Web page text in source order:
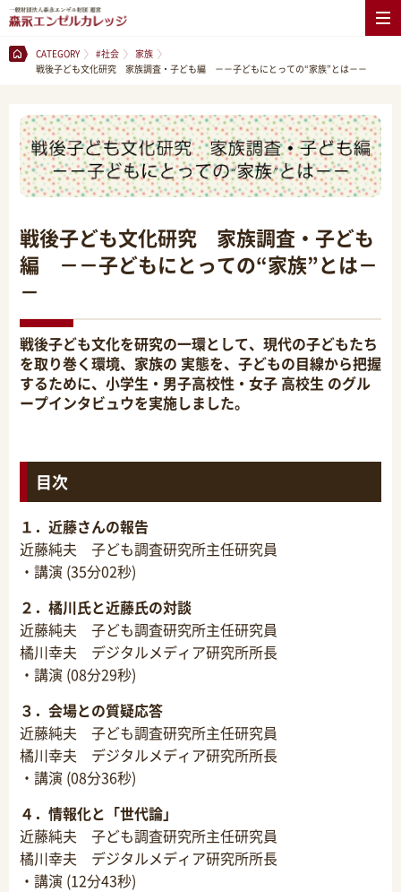
CATEGORY #社会
家族
戦後子ども文化研究 家族調査・子ども編 －－子どもにとっての“家族”とは－－
戦後子ども文化研究 家族調査・子ども
編 －－子どもにとっての“家族”とは－
－
戦後子ども文化を研究の一環として、現代の子どもたち
を取り巻く環境、家族の 実態を、子どもの目線から把握
するために、小学生・男子高校性・女子 高校生 のグル
ープインタビュウを実施しました。
目次
１．近藤さんの報告
近藤純夫 子ども調査研究所主任研究員
・講演 (35分02秒)
２．橘川氏と近藤氏の対談
近藤純夫 子ども調査研究所主任研究員
橘川幸夫 デジタルメディア研究所所長
・講演 (08分29秒)
３．会場との質疑応答
近藤純夫 子ども調査研究所主任研究員
橘川幸夫 デジタルメディア研究所所長
・講演 (08分36秒)
４．情報化と「世代論」
近藤純夫 子ども調査研究所主任研究員
橘川幸夫 デジタルメディア研究所所長
・講演 (12分43秒)